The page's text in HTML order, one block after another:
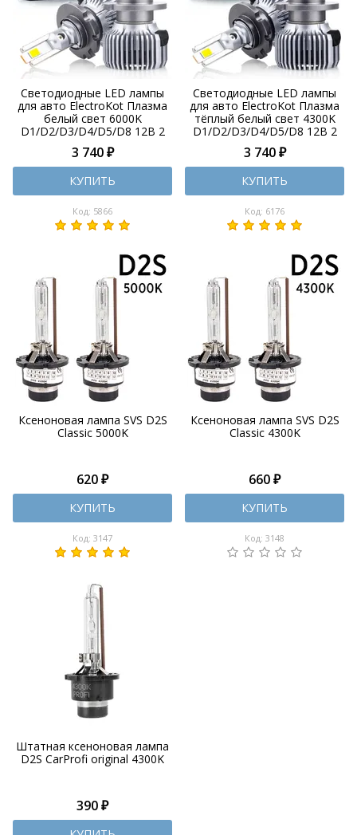
Светодиодные LED лампы
для авто ElectroKot Плазма
белый свет 6000K
D1/D2/D3/D4/D5/D8 12В 2
шт
3 740 ₽
КУПИТЬ
Код: 5866
Светодиодные LED лампы
для авто ElectroKot Плазма
тёплый белый свет 4300K
D1/D2/D3/D4/D5/D8 12В 2
шт
3 740 ₽
КУПИТЬ
Код: 6176
Ксеноновая лампа SVS D2S
Classic 5000K
620 ₽
КУПИТЬ
Код: 3147
Ксеноновая лампа SVS D2S
Classic 4300K
660 ₽
КУПИТЬ
Код: 3148
Штатная ксеноновая лампа
D2S CarProfi original 4300K
390 ₽